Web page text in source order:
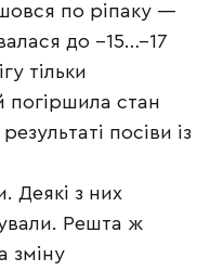
по ріпаку —
до –15…–17
тільки
погіршила стан
посіви із
Деякі з них
Решта ж
зміну